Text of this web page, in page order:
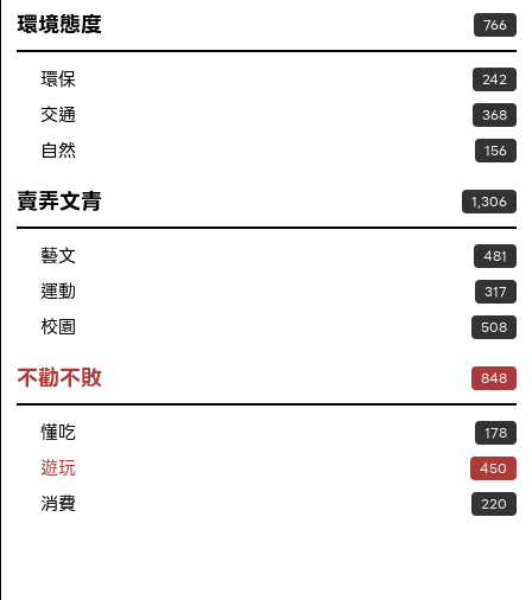
環境態度 766
環保 242
交通 368
自然 156
賣弄文青 1,306
藝文 481
運動 317
校園 508
不勸不敗 848
懂吃 178
遊玩 450
消費 220